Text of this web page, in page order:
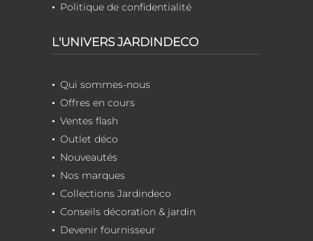
Politique de confidentialité
L'UNIVERS JARDINDECO
Qui sommes-nous
Offres en cours
Ventes flash
Outlet déco
Nouveautés
Nos marques
Collections Jardindeco
Conseils décoration & jardin
Devenir fournisseur